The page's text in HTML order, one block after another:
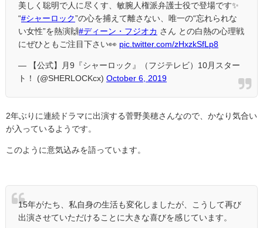
美しく聡明で人に尽くす、敏腕人権派弁護士役で登場です✨
“#シャーロック”の心を捕えて離さない、唯一の“忘れられな
い女性”を熱演🙌#ディーン・フジオカ さん との白熱の心理戦
にぜひともご注目下さい👀 pic.twitter.com/zHxzkSfLp8
— 【公式】月9『シャーロック』（フジテレビ）10月スター
ト！ (@SHERLOCKcx) October 6, 2019
2年ぶりに連続ドラマに出演する菅野美穂さんなので、かなり気合い
が入っているようです。
このように意気込みを語っています。
15年がたち、私自身の生活も変化しましたが、こうして再び
出演させていただけることに大きな喜びを感じています。